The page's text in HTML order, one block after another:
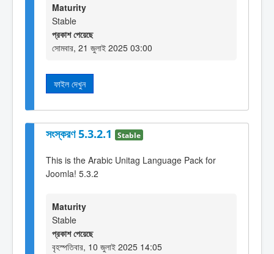
Maturity
Stable
প্রকাশ পেয়েছে
সোমবার, 21 জুলাই 2025 03:00
ফাইল দেখুন
সংস্করণ 5.3.2.1 Stable
This is the Arabic Unitag Language Pack for
Joomla! 5.3.2
Maturity
Stable
প্রকাশ পেয়েছে
বৃহস্পতিবার, 10 জুলাই 2025 14:05